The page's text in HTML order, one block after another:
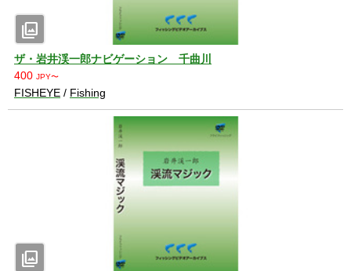
photo_library
ザ・岩井渓一郎ナビゲーション 千曲川
400 JPY〜
FISHEYE / Fishing
photo_library